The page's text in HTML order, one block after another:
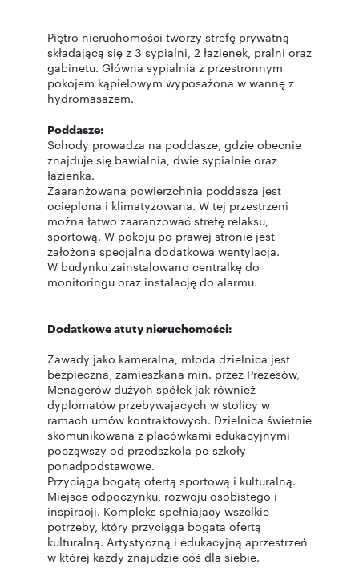
Piętro nieruchomości tworzy strefę prywatną
składającą się z 3 sypialni, 2 łazienek, pralni oraz
gabinetu. Główna sypialnia z przestronnym
pokojem kąpielowym wyposażona w wannę z
hydromasażem.
Poddasze:
Schody prowadza na poddasze, gdzie obecnie
znajduje się bawialnia, dwie sypialnie oraz
łazienka.
Zaaranżowana powierzchnia poddasza jest
ocieplona i klimatyzowana. W tej przestrzeni
można łatwo zaaranżować strefę relaksu,
sportową. W pokoju po prawej stronie jest
założona specjalna dodatkowa wentylacja.
W budynku zainstalowano centralkę do
monitoringu oraz instalację do alarmu.
Dodatkowe atuty nieruchomości:
Zawady jako kameralna, młoda dzielnica jest
bezpieczna, zamieszkana min. przez Prezesów,
Menagerów dużych spółek jak również
dyplomatów przebywajacych w stolicy w
ramach umów kontraktowych. Dzielnica świetnie
skomunikowana z placówkami edukacyjnymi
począwszy od przedszkola po szkoły
ponadpodstawowe.
Przyciąga bogatą ofertą sportową i kulturalną.
Miejsce odpoczynku, rozwoju osobistego i
inspiracji. Kompleks spełniajacy wszelkie
potrzeby, który przyciąga bogata ofertą
kulturalną. Artystyczną i edukacyjną aprzestrzeń
w której kazdy znajudzie coś dla siebie.